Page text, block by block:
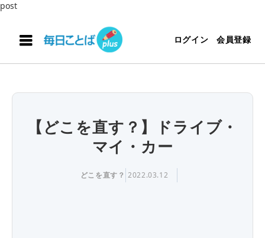
post
ログイン 会員登録
【どこを直す？】ドライブ・
マイ・カー
どこを直す？ 2022.03.12